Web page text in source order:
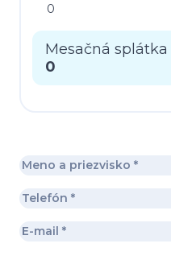
0
Mesačná splátka
0